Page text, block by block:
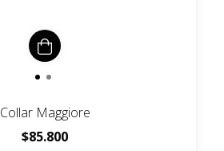
Collar Maggiore
$85.800